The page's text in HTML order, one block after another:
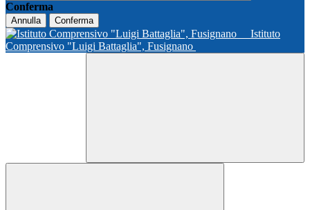
Conferma
Annulla Conferma
Istituto
Comprensivo "Luigi Battaglia", Fusignano